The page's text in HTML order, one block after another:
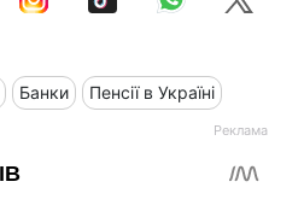
Банки Пенсії в Україні